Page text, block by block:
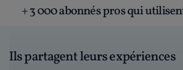
+ 3 000 abonnés pros qui
Ils partagent leurs expériences